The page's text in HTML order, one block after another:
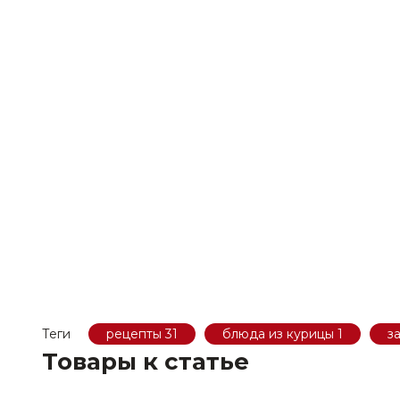
Теги рецепты31 блюда из курицы 1
Товары к статье